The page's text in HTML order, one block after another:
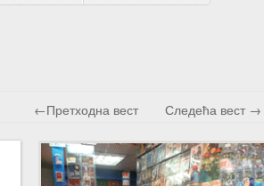
←Претходна вест Следећа вест →